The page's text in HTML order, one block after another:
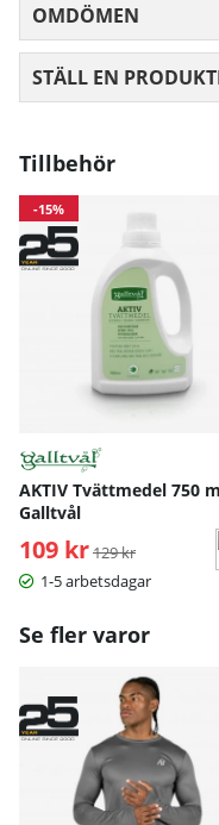
OMDÖMEN
STÄLL EN
Tillbehör
-15%
AKTIV Tvättmedel 750
Galltvål
109 kr Ordinarie pris:
129 kr
1-5 arbetsdagar
Se fler varor